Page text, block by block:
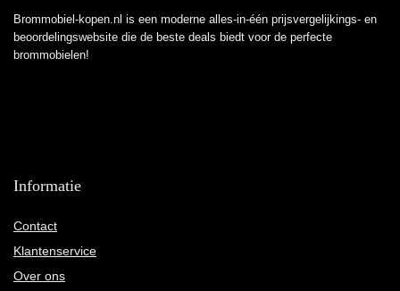
Brommobiel-kopen.nl is een moderne alles-in-één prijsvergelijkings- en
beoordelingswebsite die de beste deals biedt voor de perfecte
brommobielen!
Informatie
Contact
Klantenservice
Over ons